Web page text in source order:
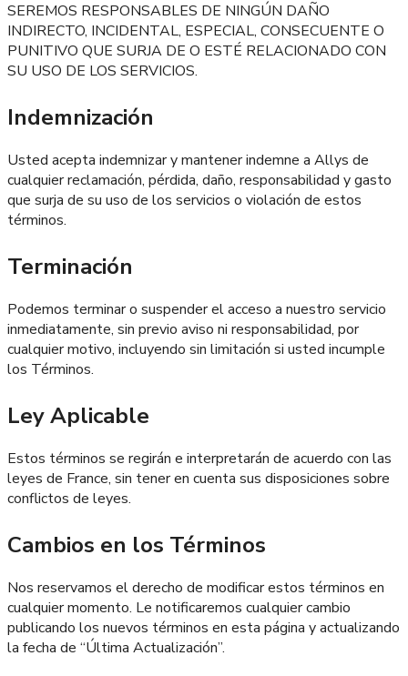
SEREMOS RESPONSABLES DE NINGÚN DAÑO
INDIRECTO, INCIDENTAL, ESPECIAL, CONSECUENTE O
PUNITIVO QUE SURJA DE O ESTÉ RELACIONADO CON
SU USO DE LOS SERVICIOS.
Indemnización
Usted acepta indemnizar y mantener indemne a Allys de
cualquier reclamación, pérdida, daño, responsabilidad y gasto
que surja de su uso de los servicios o violación de estos
términos.
Terminación
Podemos terminar o suspender el acceso a nuestro servicio
inmediatamente, sin previo aviso ni responsabilidad, por
cualquier motivo, incluyendo sin limitación si usted incumple
los Términos.
Ley Aplicable
Estos términos se regirán e interpretarán de acuerdo con las
leyes de France, sin tener en cuenta sus disposiciones sobre
conflictos de leyes.
Cambios en los Términos
Nos reservamos el derecho de modificar estos términos en
cualquier momento. Le notificaremos cualquier cambio
publicando los nuevos términos en esta página y actualizando
la fecha de “Última Actualización”.